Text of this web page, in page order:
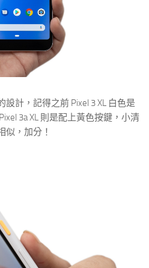
計，記得之前 Pixel 3 XL 白色是
3a XL 則是配上黃色按鍵，小清
似，加分！